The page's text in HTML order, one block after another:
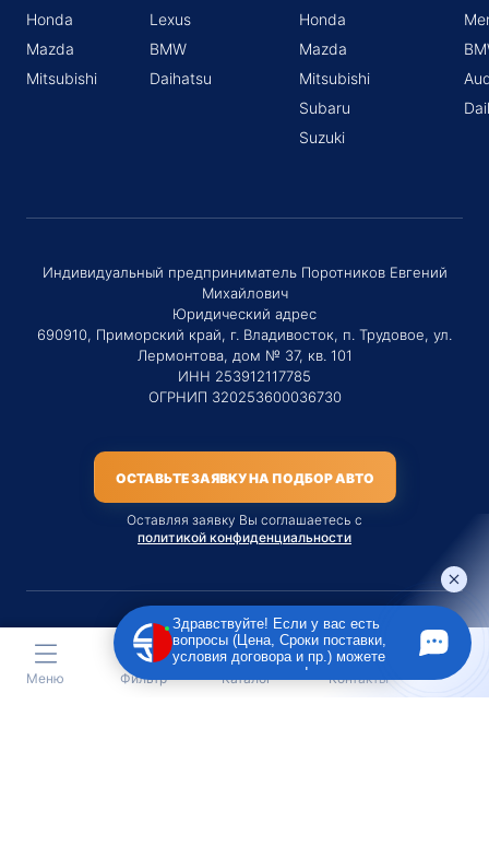
Honda
Mazda
Mitsubishi
Lexus
BMW
Daihatsu
Honda
Mazda
Mitsubishi
Subaru
Suzuki
Индивидуальный предприниматель Поротников Евгений
Михайлович
Юридический адрес
690910, Приморский край, г. Владивосток, п. Трудовое, ул.
Лермонтова, дом № 37, кв. 101
ИНН 253912117785
ОГРНИП 320253600036730
ОСТАВЬТЕ ЗАЯВКУ НА ПОДБОР АВТО
Оставляя заявку Вы соглашаетесь с
политикой конфиденциальности
Материалы данного сайта являются публичной офертой
только на услугу сопровождения Агентом приобретения
транспортного средства Клиентом.
Меню Фильтр Каталог Контакты
Здравствуйте! Если у вас есть
вопросы (Цена, Сроки поставки,
условия договора и пр.) можете
задать их мне в чат!